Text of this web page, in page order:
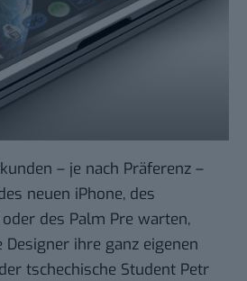
– je nach Präferenz –
neuen iPhone, des
oder des Palm Pre warten,
ihre ganz eigenen
tschechische Student Petr